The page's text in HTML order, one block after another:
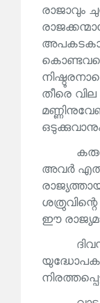
രാജാവും
തീരെ
അവർ
ഈ